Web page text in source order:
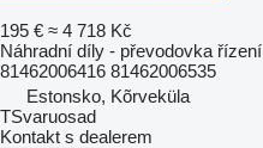
195 € ≈ 4 718 Kč
Náhradní díly - převodovka řízení
81462006416 81462006535
Estonsko, Kõrveküla
TSvaruosad
Kontakt s dealerem